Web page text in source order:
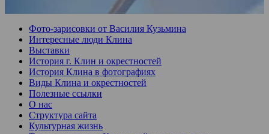
Фото-зарисовки от Василия Кузьмина
Интересные люди Клина
Выставки
История г. Клин и окрестностей
История Клина в фотографиях
Виды Клина и окрестностей
Полезные ссылки
О нас
Структура сайта
Культурная жизнь